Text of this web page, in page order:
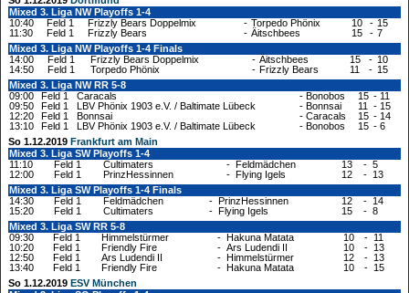
Mixed 3. Liga NW Playoffs 1-4
10:40
Feld 1 Frizzly Bears Doppelmix - Torpedo Phönix 10 - 15
11:30
Feld 1 Frizzly Bears - Äitschbees 15 - 7
Mixed 3. Liga NW Playoffs 1-4 Finals
14:00
Feld 1 Frizzly Bears Doppelmix - Äitschbees 15 - 10
14:50
Feld 1 Torpedo Phönix - Frizzly Bears 11 - 15
Mixed 3. Liga NW RR 5-8
09:00
Feld 1 Caracals - Bonobos 15 - 11
09:50
Feld 1 LBV Phönix 1903 e.V. / Baltimate Lübeck - Bonnsai 11 - 15
12:20
Feld 1 Bonnsai - Caracals 15 - 14
13:10
Feld 1 LBV Phönix 1903 e.V. / Baltimate Lübeck - Bonobos 15 - 6
So 1.12.2019 Frankfurt am Main
Mixed 3. Liga SW Playoffs 1-4
11:10
Feld 1 Cultimaters - Feldmädchen 13 - 5
12:00
Feld 1 PrinzHessinnen - Flying Igels 12 - 13
Mixed 3. Liga SW Playoffs 1-4 Finals
14:30
Feld 1 Feldmädchen - PrinzHessinnen 12 - 14
15:20
Feld 1 Cultimaters - Flying Igels 15 - 8
Mixed 3. Liga SW RR 5-8
09:30
Feld 1 Himmelstürmer - Hakuna Matata 10 - 11
10:20
Feld 1 Friendly Fire - Ars Ludendi II 10 - 13
12:50
Feld 1 Ars Ludendi II - Himmelstürmer 12 - 13
13:40
Feld 1 Friendly Fire - Hakuna Matata 10 - 15
So 1.12.2019 ESV München